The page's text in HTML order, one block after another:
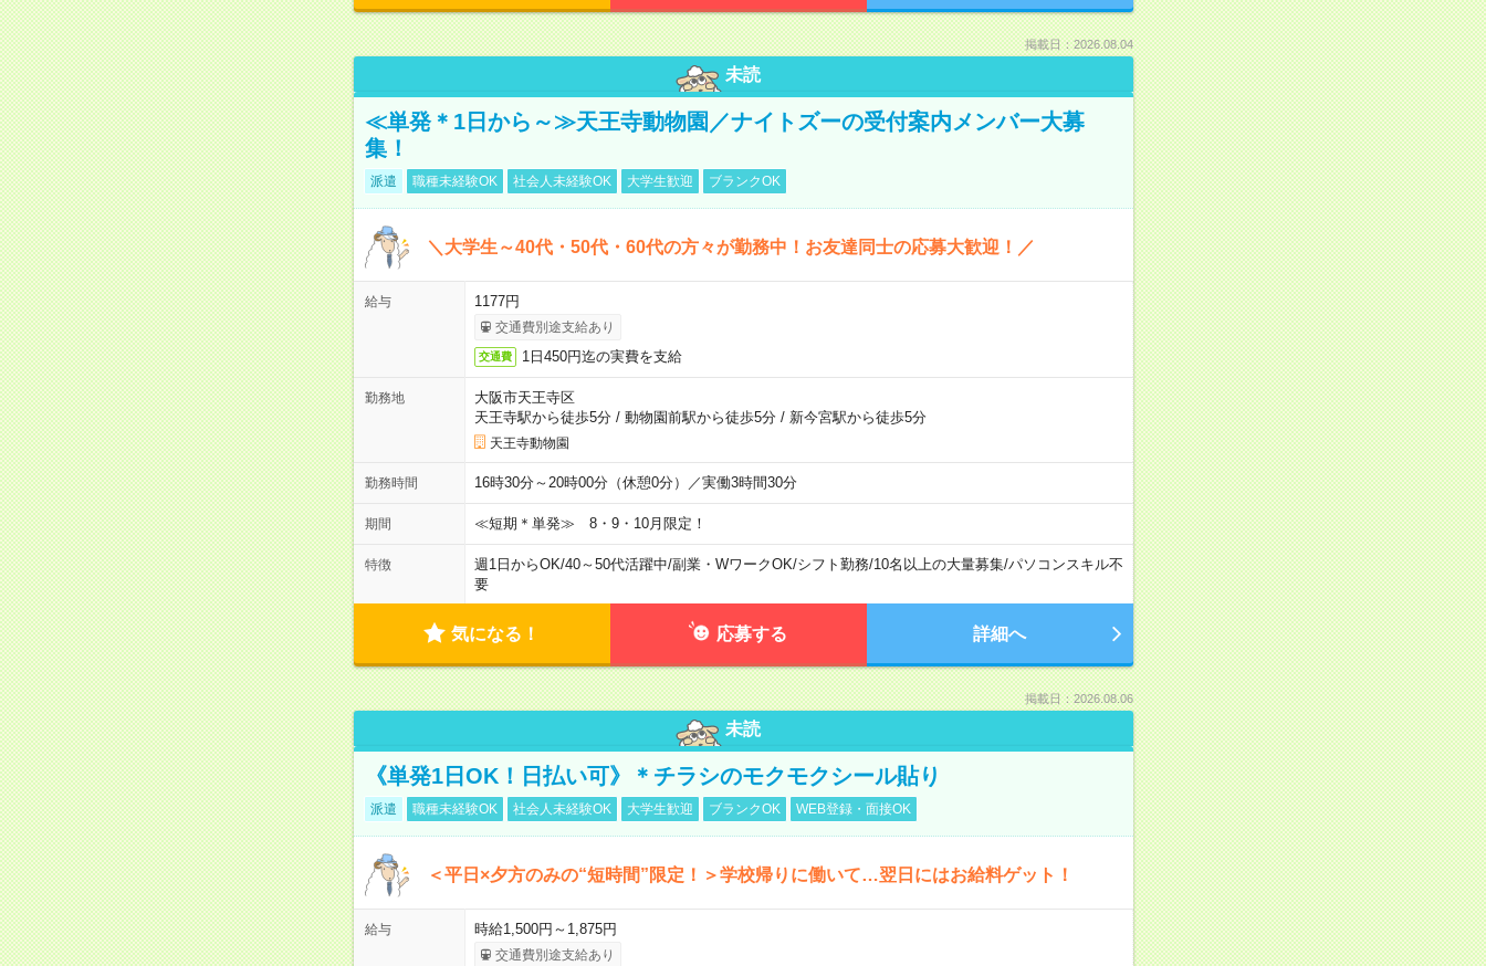
掲載日：2026.08.04
未読
≪単発＊1日から～≫天王寺動物園／ナイトズーの受付案内メンバー大募
集！
派遣 職種未経験OK 社会人未経験OK 大学生歓迎 ブランクOK
＼大学生～40代・50代・60代の方々が勤務中！お友達同士の応募大歓迎！／
給与 1177円
交通費別途支給あり
交通費 1日450円迄の実費を支給
勤務地
大阪市天王寺区
天王寺駅から徒歩5分/ 動物園前駅から徒歩5分/ 新今宮駅から徒歩5分
天王寺動物園
勤務時間 16時30分～20時00分（休憩0分）／実働3時間30分
期間 ≪短期＊単発≫ 8・9・10月限定！
特徴 週1日からOK/40～50代活躍中/副業・WワークOK/シフト勤務/10名以上の大量募集/パソコンスキル不
要
気になる！ 応募する 詳細へ
掲載日：2026.08.06
未読
《単発1日OK！日払い可》＊チラシのモクモクシール貼り
派遣 職種未経験OK 社会人未経験OK 大学生歓迎 ブランクOK WEB登録・面接OK
＜平日×夕方のみの“短時間”限定！＞学校帰りに働いて…翌日にはお給料ゲット！
給与 時給1,500円～1,875円
交通費別途支給あり